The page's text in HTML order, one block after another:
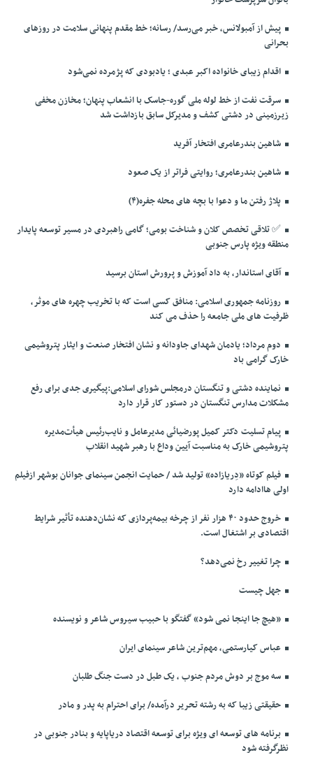
پیش از آمبولانس، خبر می‌رسد/ رسانه؛ خط مقدم پنهانی سلامت در روزهای
بحرانی
اقدام زیبای خانواده اکبر عبدی ؛ یادبودی که پژمرده نمی‌شود
سرقت نفت از خط لوله ملی گوره-جاسک با انشعاب پنهان؛ مخازن مخفی
زیرزمینی در دشتی کشف و مدیرکل سابق بازداشت شد
شاهین بندرعامری افتخار آفرید
شاهین بندرعامری؛ روایتی فراتر از یک صعود
پلاژ رفتن ما و دعوا با بچه های محله جفره(۴)
✅️ تلاقی تخصص کلان و شناخت بومی؛ گامی راهبردی در مسیر توسعه پایدار
منطقه ویژه پارس جنوبی
آقای استاندار، به داد آموزش و پرورش استان برسید
روزنامه جمهوری اسلامی: منافق کسی است که با تخریب چهره های موثر،
ظرفیت های ملی جامعه را حذف می کند
دوم مرداد؛ یادمان شهدای جاودانه و نشان افتخار صنعت و ایثار پتروشیمی
خارک گرامی باد
نماینده دشتی و تنگستان درمجلس شورای اسلامی:پیگیری جدی برای رفع
مشکلات مدارس تنگستان در دستور کار قرار دارد
پیام تسلیت دکتر کمیل پورضیائی مدیرعامل و نایب‌رئیس هیأت‌مدیره
پتروشیمی خارک به مناسبت آیین وداع با رهبر شهید انقلاب
فیلم کوتاه «دِریازاده» تولید شد / حمایت انجمن سینمای جوانان بوشهر ازفیلم
اولی هاادامه دارد
خروج حدود ۴۰ هزار نفر از چرخه بیمه‌پردازی که نشان‌دهنده تأثیر شرایط
اقتصادی بر اشتغال است.
چرا تغییر رخ نمی‌دهد؟
جهل چیست
«هیچ جا اینجا نمی شود» گفتگو با حبیب سیروس شاعر و نویسنده
عباس کیارستمی، مهم‌ترین شاعر سینمای ایران
سه موج بر دوش مردم جنوب ، یک طبل در دست جنگ طلبان
حقیقتی زیبا که به رشته تحریر درآمده/ برای احترام به پدر و مادر
برنامه های توسعه ای ویژه برای توسعه اقتصاد دریاپایه و بنادر جنوبی در
نظرگرفته شود